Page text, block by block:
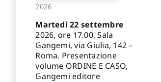
2026
Martedì 22 settembre
2026, ore 17.00, Sala
Gangemi, via Giulia, 142 –
Roma. Presentazione
volume ORDINE E CASO,
Gangemi editore